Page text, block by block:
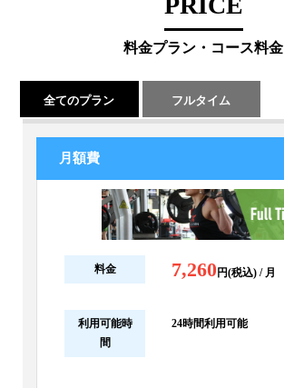
料金プラン・コース料金
全てのプラン フルタイム
月額費
料金 7,260円(税込) / 月
利用可能時
間
24時間利用可能